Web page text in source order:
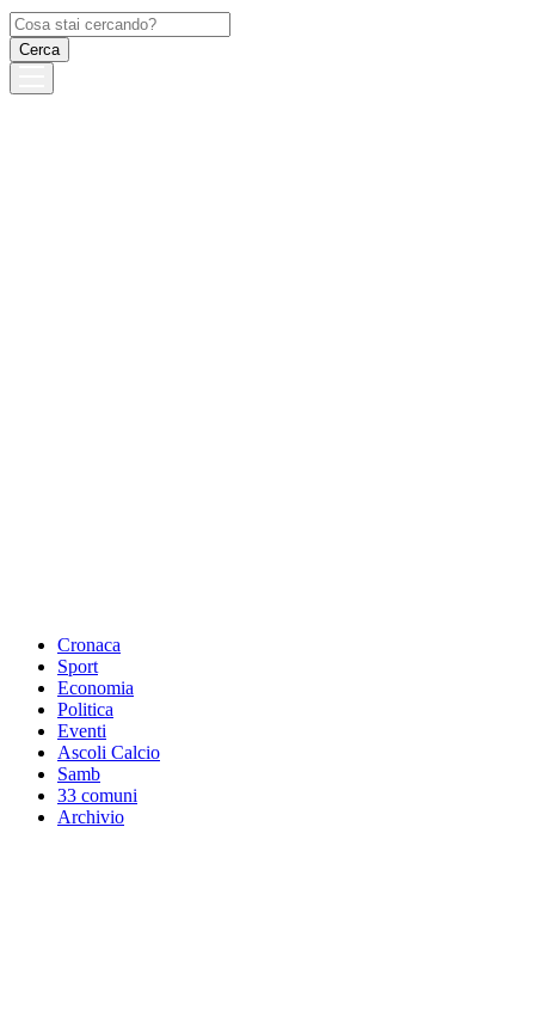
Ricerca
per:
Cronaca
Sport
Economia
Politica
Eventi
Ascoli Calcio
Samb
33 comuni
Archivio